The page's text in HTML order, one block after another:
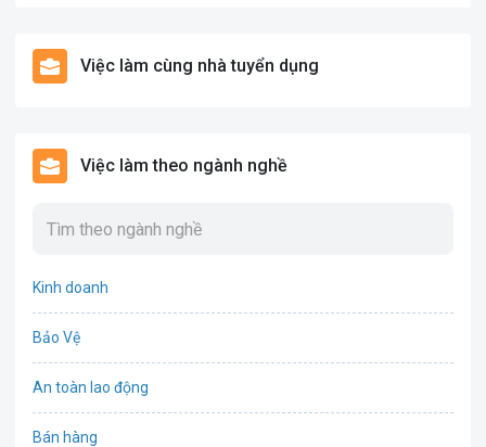
Việc làm cùng nhà tuyển dụng
Việc làm theo ngành nghề
Kinh doanh
Bảo Vệ
An toàn lao động
Bán hàng